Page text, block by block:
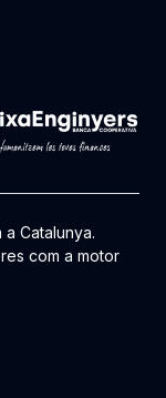
Catalunya.
com a motor